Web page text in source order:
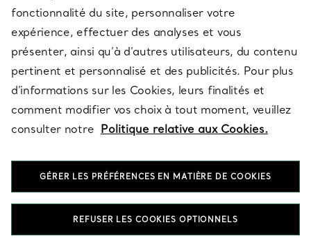
À PROPOS
QUESTIONS LÉGALES
SUIVEZ-NOUS
T&Co. 2026
fonctionnalité du site, personnaliser votre
expérience, effectuer des analyses et vous
présenter, ainsi qu’à d’autres utilisateurs, du contenu
pertinent et personnalisé et des publicités. Pour plus
d’informations sur les Cookies, leurs finalités et
comment modifier vos choix à tout moment, veuillez
consulter notre Politique relative aux Cookies.
GÉRER LES PRÉFÉRENCES EN MATIÈRE DE COOKIES
REFUSER LES COOKIES OPTIONNELS